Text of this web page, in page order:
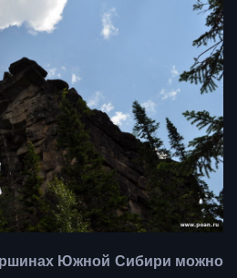
Южной Сибири можно